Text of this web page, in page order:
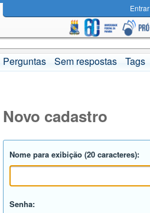
Entrar
Perguntas Sem respostas Tags
Novo cadastro
Nome para exibição (20 caracteres):
Senha: